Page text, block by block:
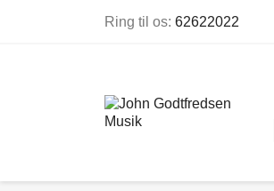
Ring til os: 62622022